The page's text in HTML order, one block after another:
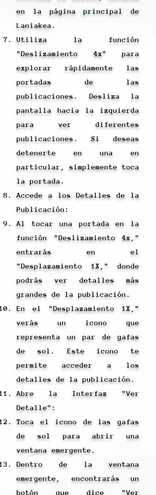
en la página principal de
Laniakea.
Utiliza la función
"Deslizamiento 4x" para
explorar rápidamente las
portadas de las
publicaciones. Desliza la
pantalla hacia la izquierda
para ver diferentes
publicaciones. Si deseas
detenerte en una en
particular, simplemente toca
la portada.
Accede a los Detalles de la
Publicación:
Al tocar una portada en la
función "Deslizamiento 4x,"
entrarás en el
"Desplazamiento 1X," donde
podrás ver detalles más
grandes de la publicación.
En el "Desplazamiento 1X,"
verás un icono que
representa un par de gafas
de sol. Este icono te
permite acceder a los
detalles de la publicación.
Abre la Interfaz "Ver
Detalle":
Toca el icono de las gafas
de sol para abrir una
ventana emergente.
Dentro de la ventana
emergente, encontrarás un
botón que dice "Ver